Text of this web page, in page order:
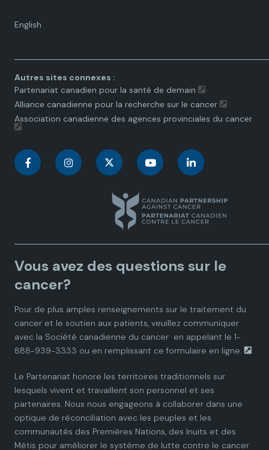
English
Language
Autres sites connexes :
Partenariat canadien pour la santé de demain
Alliance canadienne pour la recherche sur le cancer
Association canadienne des agences provinciales du cancer
C
a
d
a
n
P
a
r
C
a
d
a
n
P
a
r
n
a
d
a
n
P
a
r
C
n
a
d
a
n
P
a
r
C
n
a
d
a
n
P
a
r
Vous avez des questions sur le
cancer?
Pour de plus amples renseignements sur le traitement du
cancer et le soutien aux patients, veuillez communiquer
avec la Société canadienne du cancer en appelant le 1-
888-939-3333 ou en remplissant ce formulaire en ligne.
Le Partenariat honore les territoires traditionnels sur
lesquels vivent et travaillent son personnel et ses
partenaires. Nous nous engageons à collaborer dans une
optique de réconciliation avec les peuples et les
communautés des Premières Nations, des Inuits et des
Métis pour améliorer le système de lutte contre le cancer